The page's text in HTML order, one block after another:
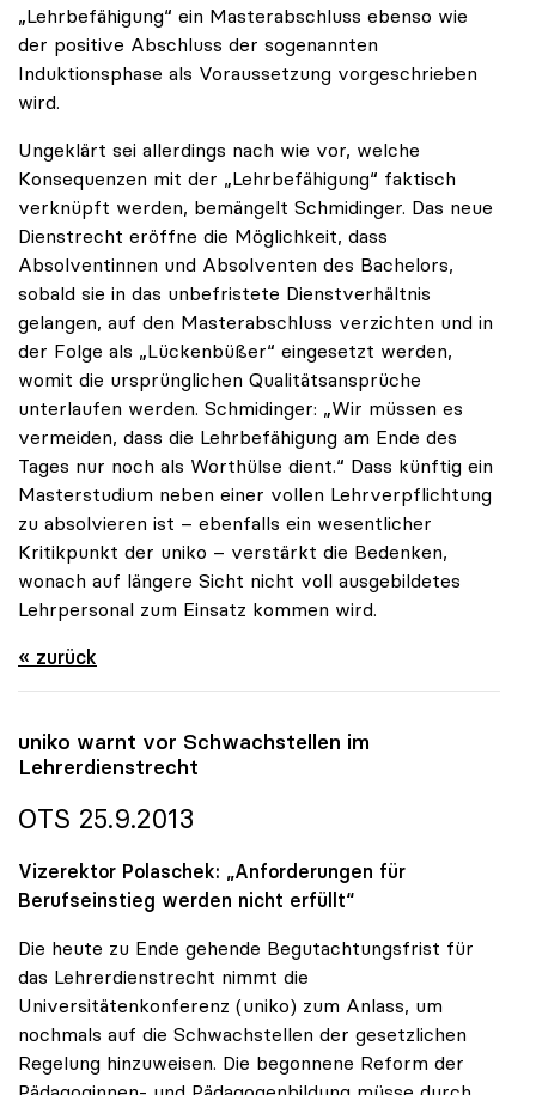
„Lehrbefähigung“ ein Masterabschluss ebenso wie
der positive Abschluss der sogenannten
Induktionsphase als Voraussetzung vorgeschrieben
wird.
Ungeklärt sei allerdings nach wie vor, welche
Konsequenzen mit der „Lehrbefähigung“ faktisch
verknüpft werden, bemängelt Schmidinger. Das neue
Dienstrecht eröffne die Möglichkeit, dass
Absolventinnen und Absolventen des Bachelors,
sobald sie in das unbefristete Dienstverhältnis
gelangen, auf den Masterabschluss verzichten und in
der Folge als „Lückenbüßer“ eingesetzt werden,
womit die ursprünglichen Qualitätsansprüche
unterlaufen werden. Schmidinger: „Wir müssen es
vermeiden, dass die Lehrbefähigung am Ende des
Tages nur noch als Worthülse dient.“ Dass künftig ein
Masterstudium neben einer vollen Lehrverpflichtung
zu absolvieren ist – ebenfalls ein wesentlicher
Kritikpunkt der uniko – verstärkt die Bedenken,
wonach auf längere Sicht nicht voll ausgebildetes
Lehrpersonal zum Einsatz kommen wird.
« zurück
uniko warnt vor Schwachstellen im
Lehrerdienstrecht
OTS 25.9.2013
Vizerektor Polaschek: „Anforderungen für
Berufseinstieg werden nicht erfüllt“
Die heute zu Ende gehende Begutachtungsfrist für
das Lehrerdienstrecht nimmt die
Universitätenkonferenz (uniko) zum Anlass, um
nochmals auf die Schwachstellen der gesetzlichen
Regelung hinzuweisen. Die begonnene Reform der